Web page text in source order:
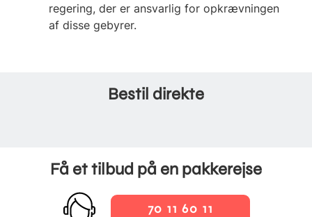
regering, der er ansvarlig for opkrævningen
af disse gebyrer.
Bestil direkte
Få et tilbud på en pakkerejse
70 11 60 11